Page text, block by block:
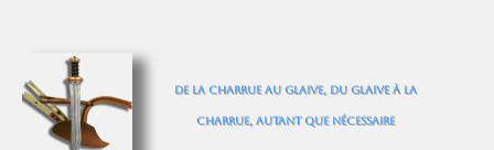
De la charrue au glaive, du glaive à la
charrue, autant que nécessaire